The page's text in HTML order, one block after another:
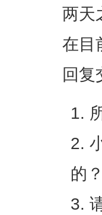
两天
在目
回复
的